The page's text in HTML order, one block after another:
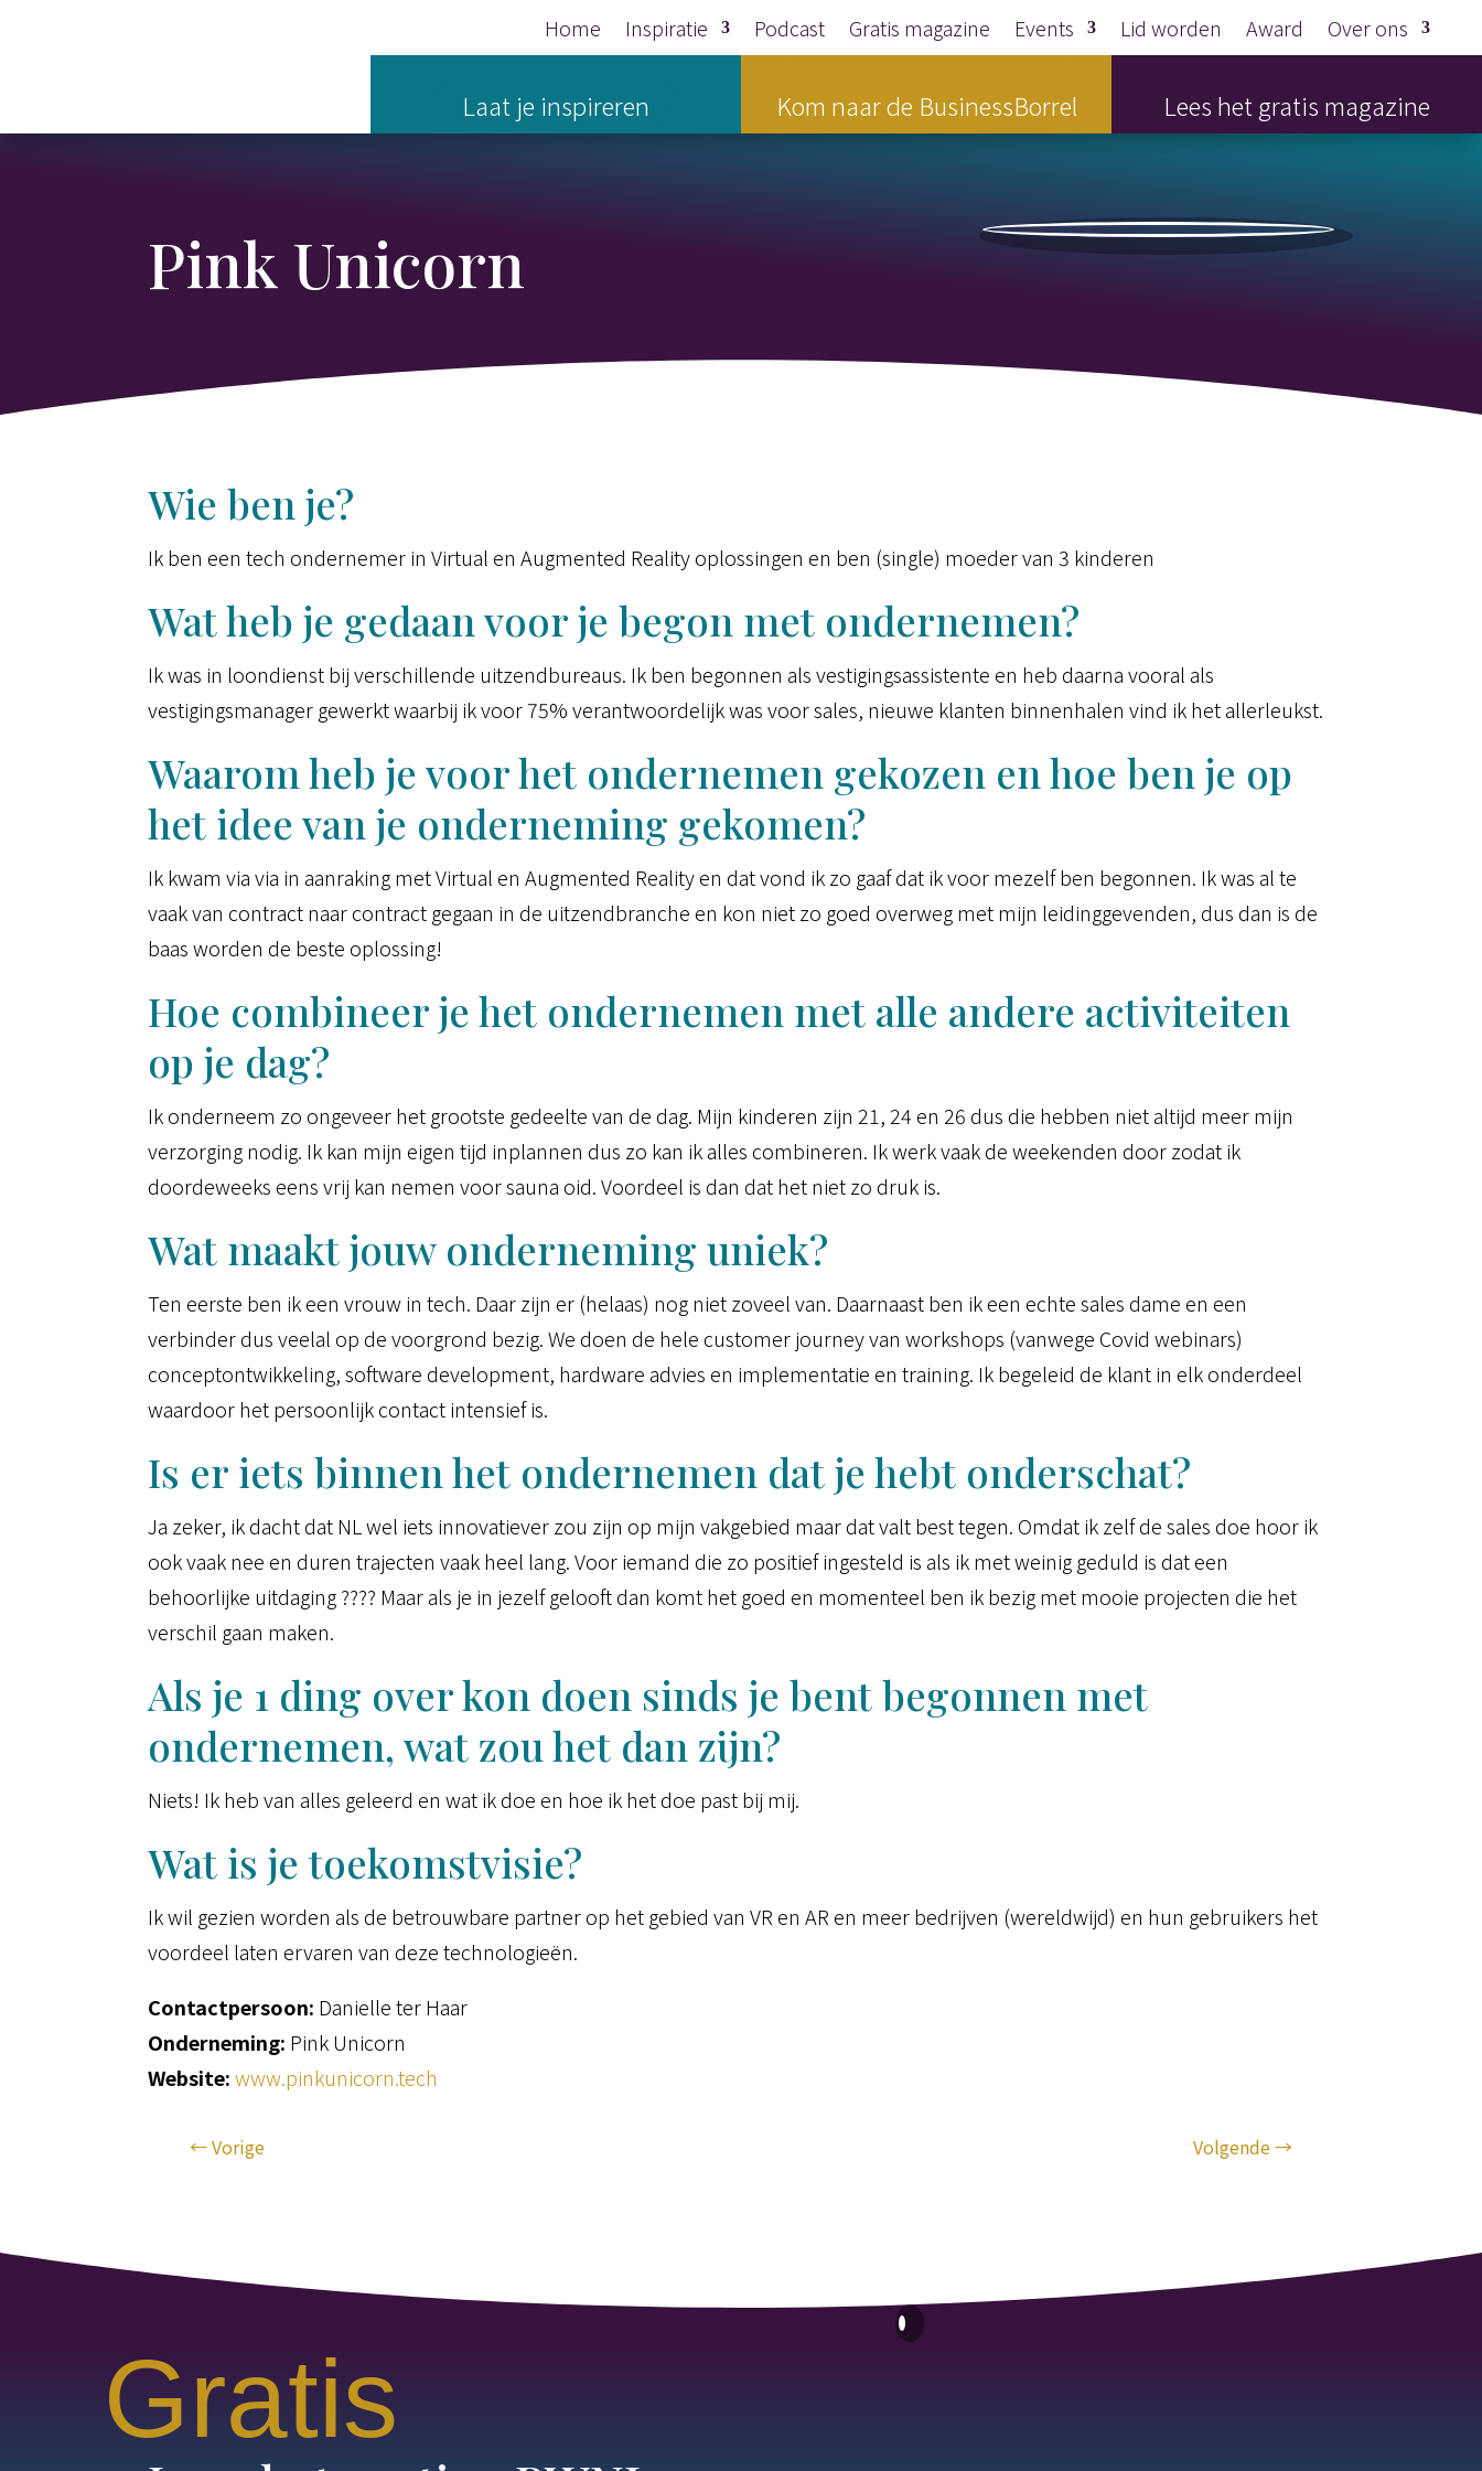
Home Inspiratie Podcast Gratis magazine Events Lid worden Award Over ons
Laat je inspireren Kom naar de BusinessBorrel Lees het gratis magazine
Pink Unicorn
Wie ben je?
Ik ben een tech ondernemer in Virtual en Augmented Reality oplossingen en ben (single) moeder van 3 kinderen
Wat heb je gedaan voor je begon met ondernemen?
Ik was in loondienst bij verschillende uitzendbureaus. Ik ben begonnen als vestigingsassistente en heb daarna vooral als
vestigingsmanager gewerkt waarbij ik voor 75% verantwoordelijk was voor sales, nieuwe klanten binnenhalen vind ik het allerleukst.
Waarom heb je voor het ondernemen gekozen en hoe ben je op
het idee van je onderneming gekomen?
Ik kwam via via in aanraking met Virtual en Augmented Reality en dat vond ik zo gaaf dat ik voor mezelf ben begonnen. Ik was al te
vaak van contract naar contract gegaan in de uitzendbranche en kon niet zo goed overweg met mijn leidinggevenden, dus dan is de
baas worden de beste oplossing!
Hoe combineer je het ondernemen met alle andere activiteiten
op je dag?
Ik onderneem zo ongeveer het grootste gedeelte van de dag. Mijn kinderen zijn 21, 24 en 26 dus die hebben niet altijd meer mijn
verzorging nodig. Ik kan mijn eigen tijd inplannen dus zo kan ik alles combineren. Ik werk vaak de weekenden door zodat ik
doordeweeks eens vrij kan nemen voor sauna oid. Voordeel is dan dat het niet zo druk is.
Wat maakt jouw onderneming uniek?
Ten eerste ben ik een vrouw in tech. Daar zijn er (helaas) nog niet zoveel van. Daarnaast ben ik een echte sales dame en een
verbinder dus veelal op de voorgrond bezig. We doen de hele customer journey van workshops (vanwege Covid webinars)
conceptontwikkeling, software development, hardware advies en implementatie en training. Ik begeleid de klant in elk onderdeel
waardoor het persoonlijk contact intensief is.
Is er iets binnen het ondernemen dat je hebt onderschat?
Ja zeker, ik dacht dat NL wel iets innovatiever zou zijn op mijn vakgebied maar dat valt best tegen. Omdat ik zelf de sales doe hoor ik
ook vaak nee en duren trajecten vaak heel lang. Voor iemand die zo positief ingesteld is als ik met weinig geduld is dat een
behoorlijke uitdaging ???? Maar als je in jezelf gelooft dan komt het goed en momenteel ben ik bezig met mooie projecten die het
verschil gaan maken.
Als je 1 ding over kon doen sinds je bent begonnen met
ondernemen, wat zou het dan zijn?
Niets! Ik heb van alles geleerd en wat ik doe en hoe ik het doe past bij mij.
Wat is je toekomstvisie?
Ik wil gezien worden als de betrouwbare partner op het gebied van VR en AR en meer bedrijven (wereldwijd) en hun gebruikers het
voordeel laten ervaren van deze technologieën.
Contactpersoon: Danielle ter Haar
Onderneming: Pink Unicorn
Website:www.pinkunicorn.tech
←Vorige Volgende→
Gratis